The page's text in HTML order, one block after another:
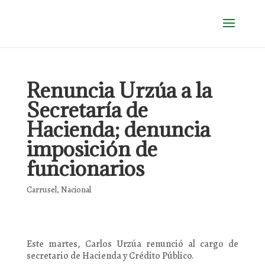
Renuncia Urzúa a la
Secretaría de
Hacienda; denuncia
imposición de
funcionarios
Carrusel, Nacional
Este martes, Carlos Urzúa renunció al cargo de
secretario de Hacienda y Crédito Público.